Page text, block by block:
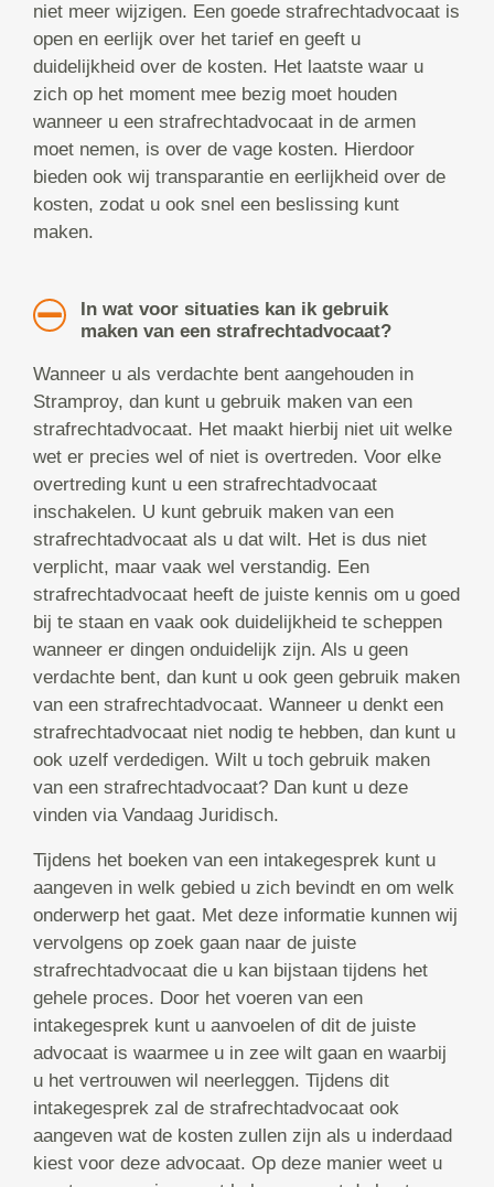
niet meer wijzigen. Een goede strafrechtadvocaat is
open en eerlijk over het tarief en geeft u
duidelijkheid over de kosten. Het laatste waar u
zich op het moment mee bezig moet houden
wanneer u een strafrechtadvocaat in de armen
moet nemen, is over de vage kosten. Hierdoor
bieden ook wij transparantie en eerlijkheid over de
kosten, zodat u ook snel een beslissing kunt
maken.
In wat voor situaties kan ik gebruik
maken van een strafrechtadvocaat?
Wanneer u als verdachte bent aangehouden in
Stramproy, dan kunt u gebruik maken van een
strafrechtadvocaat. Het maakt hierbij niet uit welke
wet er precies wel of niet is overtreden. Voor elke
overtreding kunt u een strafrechtadvocaat
inschakelen. U kunt gebruik maken van een
strafrechtadvocaat als u dat wilt. Het is dus niet
verplicht, maar vaak wel verstandig. Een
strafrechtadvocaat heeft de juiste kennis om u goed
bij te staan en vaak ook duidelijkheid te scheppen
wanneer er dingen onduidelijk zijn. Als u geen
verdachte bent, dan kunt u ook geen gebruik maken
van een strafrechtadvocaat. Wanneer u denkt een
strafrechtadvocaat niet nodig te hebben, dan kunt u
ook uzelf verdedigen. Wilt u toch gebruik maken
van een strafrechtadvocaat? Dan kunt u deze
vinden via Vandaag Juridisch.
Tijdens het boeken van een intakegesprek kunt u
aangeven in welk gebied u zich bevindt en om welk
onderwerp het gaat. Met deze informatie kunnen wij
vervolgens op zoek gaan naar de juiste
strafrechtadvocaat die u kan bijstaan tijdens het
gehele proces. Door het voeren van een
intakegesprek kunt u aanvoelen of dit de juiste
advocaat is waarmee u in zee wilt gaan en waarbij
u het vertrouwen wil neerleggen. Tijdens dit
intakegesprek zal de strafrechtadvocaat ook
aangeven wat de kosten zullen zijn als u inderdaad
kiest voor deze advocaat. Op deze manier weet u